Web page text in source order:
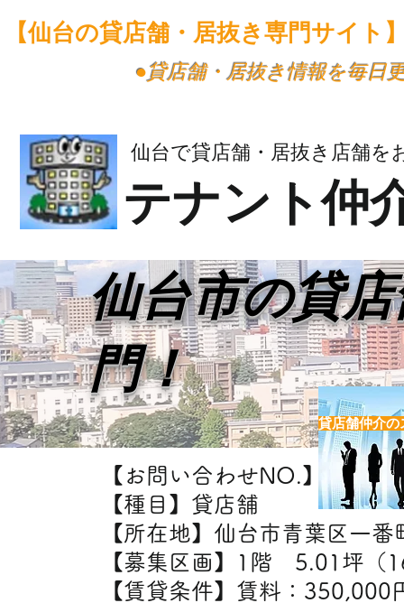
【仙台の貸店舗・居抜き専門サイト
​●貸店舗・居抜き情報を毎日
仙台で貸店舗・居抜き店舗を
テナント仲
【お問い合わせNO.】H7214
【種目】貸店舗
【所在地】仙台市青葉区一番
【募集区画】1階 5.01坪（
【賃貸条件】賃料：
仙台市の貸
門！
貸店舗仲介の